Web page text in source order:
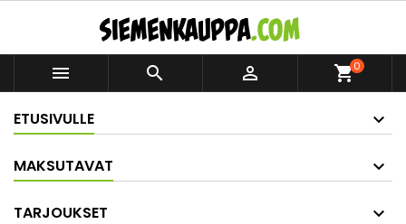
   shopping_cart0
ETUSIVULLE
MAKSUTAVAT
TARJOUKSET